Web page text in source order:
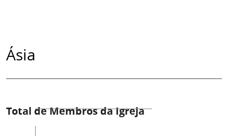
Ásia
Total de Membros da Igreja